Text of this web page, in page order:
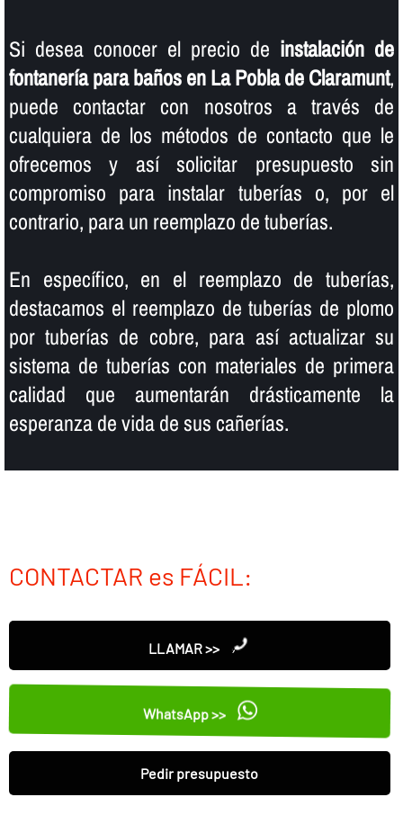
Si desea conocer el precio de instalación de
fontanerí­a para baños en La Pobla de Claramunt,
puede contactar con nosotros a través de
cualquiera de los métodos de contacto que le
ofrecemos y así­ solicitar presupuesto sin
compromiso para instalar tuberí­as o, por el
contrario, para un reemplazo de tuberí­as.
En especí­fico, en el reemplazo de tuberí­as,
destacamos el reemplazo de tuberí­as de plomo
por tuberí­as de cobre, para así­ actualizar su
sistema de tuberí­as con materiales de primera
calidad que aumentarán drásticamente la
esperanza de vida de sus cañerí­as.
CONTACTAR es FÁCIL:
LLAMAR >>
WhatsApp >>
Pedir presupuesto